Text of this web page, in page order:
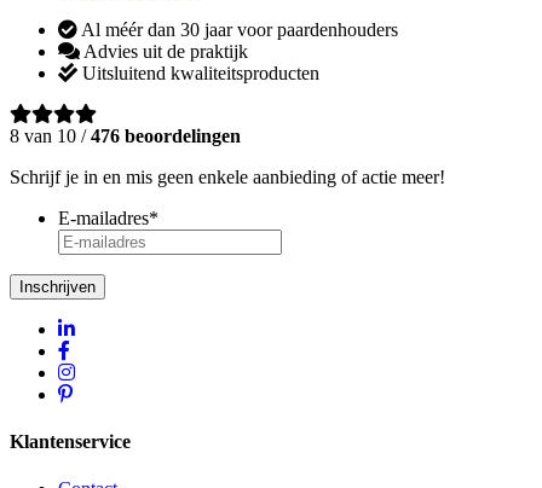
Al méér dan 30 jaar voor paardenhouders
Advies uit de praktijk
Uitsluitend kwaliteitsproducten
8 van 10 /476 beoordelingen
Schrijf je in en mis geen enkele aanbieding of actie meer!
E-mailadres*
Inschrijven
Klantenservice